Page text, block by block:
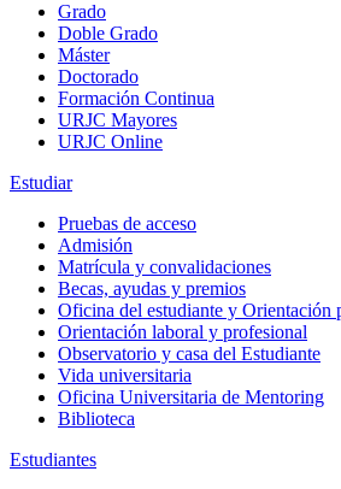
Grado
Doble Grado
Máster
Doctorado
Formación Continua
URJC Mayores
URJC Online
Estudiar
Pruebas de acceso
Admisión
Matrícula y convalidaciones
Becas, ayudas y premios
Oficina del estudiante y Orientación
Orientación laboral y profesional
Observatorio y casa del Estudiante
Vida universitaria
Oficina Universitaria de Mentoring
Biblioteca
Estudiantes